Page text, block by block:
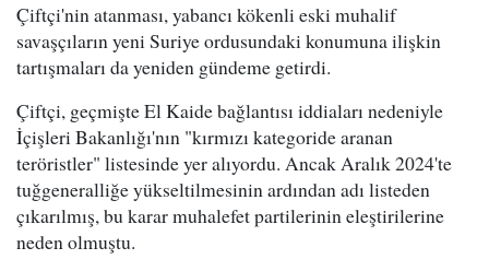
Çiftçi'nin atanması, yabancı kökenli eski muhalif
savaşçıların yeni Suriye ordusundaki konumuna ilişkin
tartışmaları da yeniden gündeme getirdi.
Çiftçi, geçmişte El Kaide bağlantısı iddiaları nedeniyle
İçişleri Bakanlığı'nın "kırmızı kategoride aranan
teröristler" listesinde yer alıyordu. Ancak Aralık 2024'te
tuğgeneralliğe yükseltilmesinin ardından adı listeden
çıkarılmış, bu karar muhalefet partilerinin eleştirilerine
neden olmuştu.